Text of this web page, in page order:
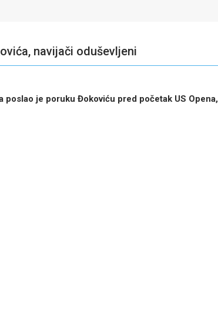
navijači oduševljeni
je poruku Đokoviću pred početak US Opena,